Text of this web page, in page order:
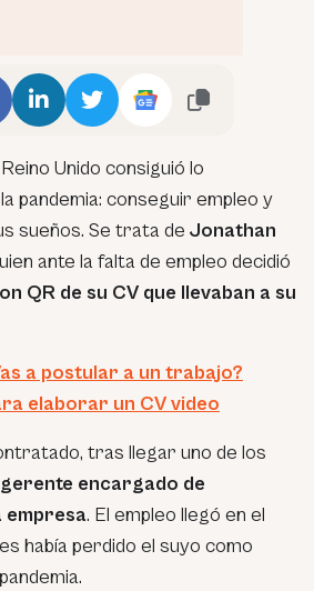
Unido consiguió lo
pandemia: conseguir empleo y
sueños. Se trata de Jonathan
ante la falta de empleo decidió
QR de su CV que llevaban a su
a postular a un trabajo?
elaborar un CV video
tras llegar uno de los
gerente encargado de
. El empleo llegó en el
había perdido el suyo como